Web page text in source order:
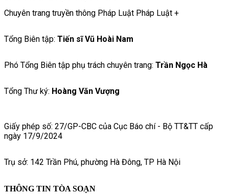
Chuyên trang truyền thông Pháp Luật Pháp Luật +
Tổng Biên tập: Tiến sĩ Vũ Hoài Nam
Phó Tổng Biên tập phụ trách chuyên trang: Trần Ngọc Hà
Tổng Thư ký: Hoàng Văn Vượng
Giấy phép số: 27/GP-CBC của Cục Báo chí - Bộ TT&TT cấp
ngày 17/9/2024
Trụ sở: 142 Trần Phú, phường Hà Đông, TP Hà Nội
THÔNG TIN TÒA SOẠN